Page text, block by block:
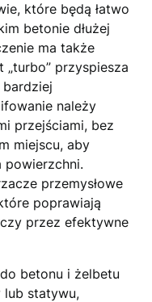
które będą łatwo
betonie dłużej
ma także
„turbo” przyspiesza
należy
przejściami, bez
miejscu, aby
powierzchni.
przemysłowe
poprawiają
przez efektywne
do betonu i żelbetu
lub statywu,